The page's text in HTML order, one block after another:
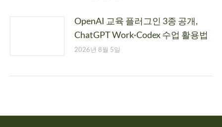
OpenAI 교육 플러그인 3종 공개,
ChatGPT Work·Codex 수업 활용법
2026년 8월 5일